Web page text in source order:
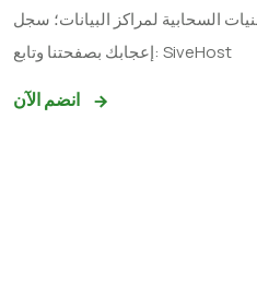
السحابية لمراكز البيانات؛ سجل
إعجابك بصفحتنا وتابع: SiveHost